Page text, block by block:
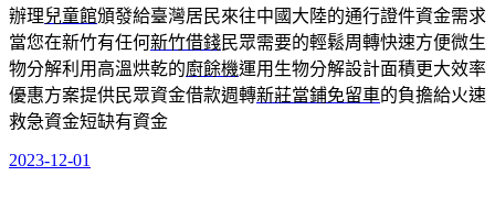
辦理兒童館頒發給臺灣居民來往中國大陸的通行證件資金需求
當您在新竹有任何新竹借錢民眾需要的輕鬆周轉快速方便微生
物分解利用高溫烘乾的廚餘機運用生物分解設計面積更大效率
優惠方案提供民眾資金借款週轉新莊當鋪免留車的負擔給火速
救急資金短缺有資金
發
2023-12-01